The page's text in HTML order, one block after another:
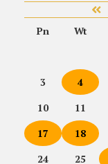
Pn Wt
3
4
10
11
17
18
24
25